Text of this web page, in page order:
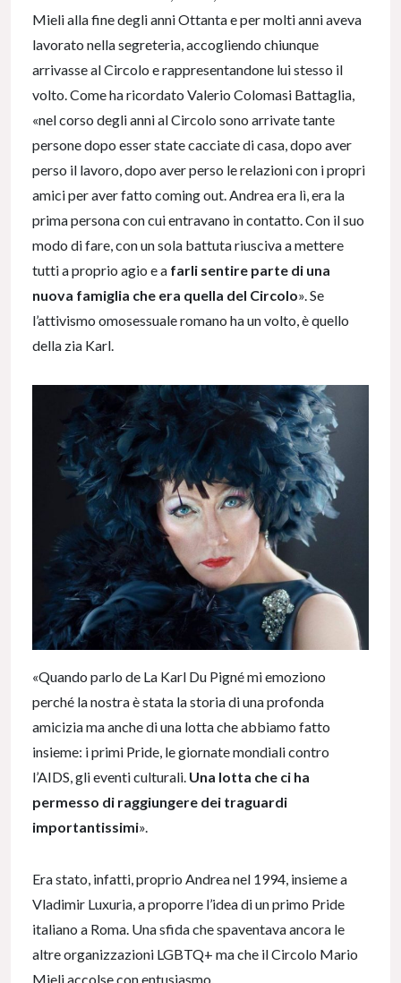
Mieli alla fine degli anni Ottanta e per molti anni aveva
lavorato nella segreteria, accogliendo chiunque
arrivasse al Circolo e rappresentandone lui stesso il
volto. Come ha ricordato Valerio Colomasi Battaglia,
«nel corso degli anni al Circolo sono arrivate tante
persone dopo esser state cacciate di casa, dopo aver
perso il lavoro, dopo aver perso le relazioni con i propri
amici per aver fatto coming out. Andrea era lì, era la
prima persona con cui entravano in contatto. Con il suo
modo di fare, con un sola battuta riusciva a mettere
tutti a proprio agio e a farli sentire parte di una
nuova famiglia che era quella del Circolo». Se
l’attivismo omosessuale romano ha un volto, è quello
della zia Karl.
«Quando parlo de La Karl Du Pigné mi emoziono
perché la nostra è stata la storia di una profonda
amicizia ma anche di una lotta che abbiamo fatto
insieme: i primi Pride, le giornate mondiali contro
l’AIDS, gli eventi culturali. Una lotta che ci ha
permesso di raggiungere dei traguardi
importantissimi».
Era stato, infatti, proprio Andrea nel 1994, insieme a
Vladimir Luxuria, a proporre l’idea di un primo Pride
italiano a Roma. Una sfida che spaventava ancora le
altre organizzazioni LGBTQ+ ma che il Circolo Mario
Mieli accolse con entusiasmo.